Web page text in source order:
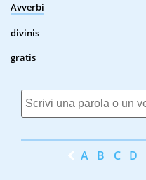
Avverbi
divinis
gratis
A B C D